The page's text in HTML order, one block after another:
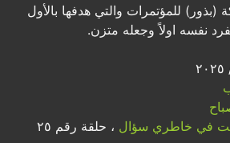
(بذور) للمؤتمرات والتي هدفها بالأول
نفسه اولاً وجعله متزن.
في خاطري سؤال ، حلقة رقم ٢٥